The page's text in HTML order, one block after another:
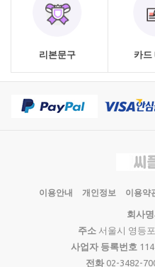
리본문구 카드
이용안내 개인정보 이용약
회사명
주소서울시 영등
사업자 등록번호
전화 02-3482-